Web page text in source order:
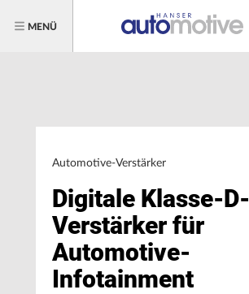
MENÜ
Automotive-Verstärker
Digitale Klasse-D-
Verstärker für
Automotive-
Infotainment